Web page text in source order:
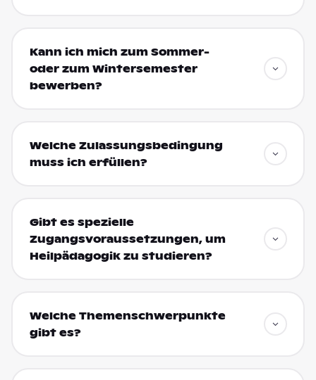
Kann ich mich zum Sommer-
oder zum Wintersemester
bewerben?
Welche Zulassungsbedingung
muss ich erfüllen?
Gibt es spezielle
Zugangsvoraussetzungen, um
Heilpädagogik zu studieren?
Welche Themenschwerpunkte
gibt es?